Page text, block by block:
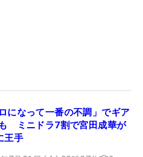
ロになって一番の不調」でギア
ミニドラ7割で宮田成華が
王手